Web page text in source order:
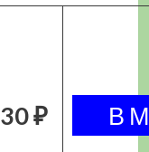
30 ₽